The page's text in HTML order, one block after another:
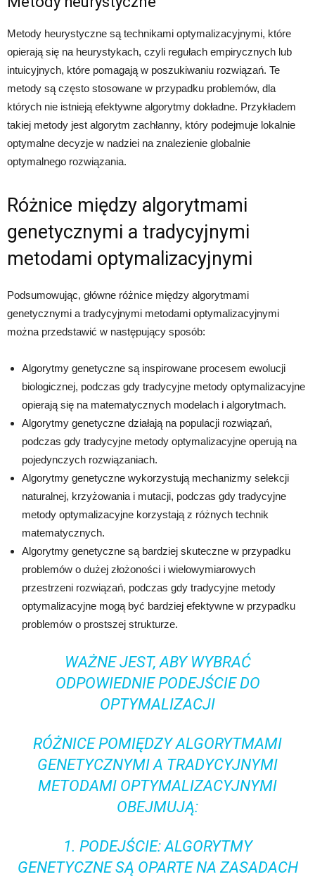
Metody heurystyczne są technikami optymalizacyjnymi, które
opierają się na heurystykach, czyli regułach empirycznych lub
intuicyjnych, które pomagają w poszukiwaniu rozwiązań. Te
metody są często stosowane w przypadku problemów, dla
których nie istnieją efektywne algorytmy dokładne. Przykładem
takiej metody jest algorytm zachłanny, który podejmuje lokalnie
optymalne decyzje w nadziei na znalezienie globalnie
optymalnego rozwiązania.
Różnice między algorytmami
genetycznymi a tradycyjnymi
metodami optymalizacyjnymi
Podsumowując, główne różnice między algorytmami
genetycznymi a tradycyjnymi metodami optymalizacyjnymi
można przedstawić w następujący sposób:
Algorytmy genetyczne są inspirowane procesem ewolucji
biologicznej, podczas gdy tradycyjne metody optymalizacyjne
opierają się na matematycznych modelach i algorytmach.
Algorytmy genetyczne działają na populacji rozwiązań,
podczas gdy tradycyjne metody optymalizacyjne operują na
pojedynczych rozwiązaniach.
Algorytmy genetyczne wykorzystują mechanizmy selekcji
naturalnej, krzyżowania i mutacji, podczas gdy tradycyjne
metody optymalizacyjne korzystają z różnych technik
matematycznych.
Algorytmy genetyczne są bardziej skuteczne w przypadku
problemów o dużej złożoności i wielowymiarowych
przestrzeni rozwiązań, podczas gdy tradycyjne metody
optymalizacyjne mogą być bardziej efektywne w przypadku
problemów o prostszej strukturze.
WAŻNE JEST, ABY WYBRAĆ
ODPOWIEDNIE PODEJŚCIE DO
OPTYMALIZACJI
RÓŻNICE POMIĘDZY ALGORYTMAMI
GENETYCZNYMI A TRADYCYJNYMI
METODAMI OPTYMALIZACYJNYMI
OBEJMUJĄ:
1. PODEJŚCIE: ALGORYTMY
GENETYCZNE SĄ OPARTE NA ZASADACH